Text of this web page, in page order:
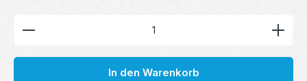
Produkt Anzahl: Gib den gewünschten Wert ein
In den Warenkorb